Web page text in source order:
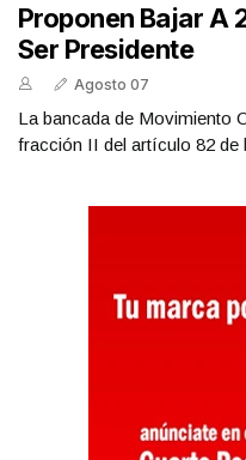
Proponen Bajar A
Ser Presidente
Agosto 07
La bancada de Movimiento
fracción II del artículo 82 de